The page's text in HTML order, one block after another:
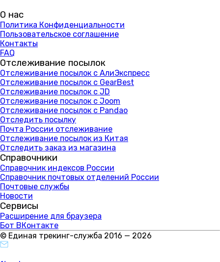
О нас
Политика Конфиденциальности
Пользовательское соглашение
Контакты
FAQ
Отслеживание посылок
Отслеживание посылок с АлиЭкспресс
Отслеживание посылок с GearBest
Отслеживание посылок с JD
Отслеживание посылок с Joom
Отслеживание посылок с Pandao
Отследить посылку
Почта России отслеживание
Отслеживание посылок из Китая
Отследить заказ из магазина
Справочники
Справочник индексов России
Справочник почтовых отделений России
Почтовые службы
Новости
Сервисы
Расширение для браузера
Бот ВКонтакте
© Единая трекинг-служба 2016 — 2026